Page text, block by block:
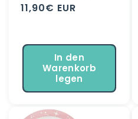
Normaler
11,90€ EUR
In den
Warenkorb
legen